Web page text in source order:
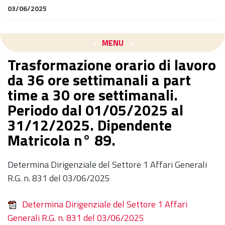
03/06/2025
MENU
Trasformazione orario di lavoro
da 36 ore settimanali a part
time a 30 ore settimanali.
Periodo dal 01/05/2025 al
31/12/2025. Dipendente
Matricola n° 89.
Determina Dirigenziale del Settore 1 Affari Generali
R.G. n. 831 del 03/06/2025
Determina Dirigenziale del Settore 1 Affari
Generali R.G. n. 831 del 03/06/2025